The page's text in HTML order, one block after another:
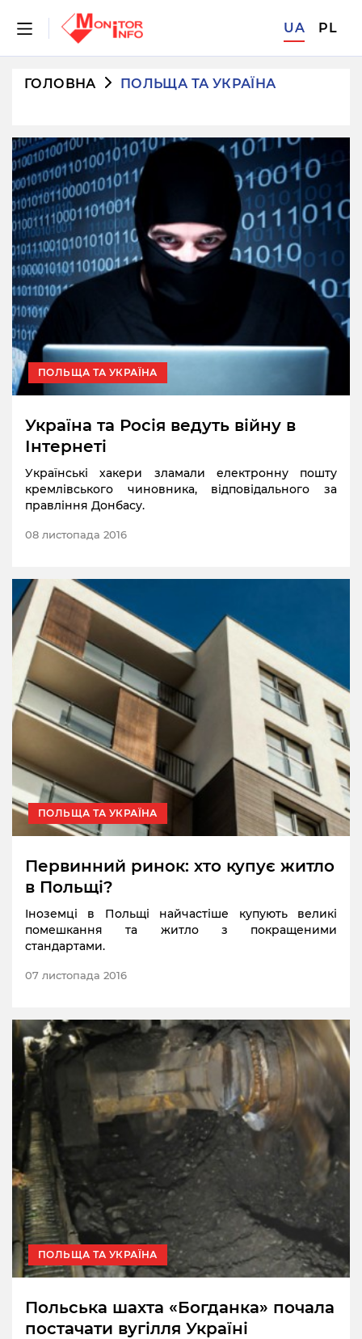
UA PL
ГОЛОВНА ПОЛЬЩА ТА УКРАЇНА
ПОЛЬЩА ТА УКРАЇНА
Україна та Росія ведуть війну в
Інтернеті
Українські хакери зламали електронну пошту
кремлівського чиновника, відповідального за
правління Донбасу.
08 листопада 2016
ПОЛЬЩА ТА УКРАЇНА
Первинний ринок: хто купує житло
в Польщі?
Іноземці в Польщі найчастіше купують великі
помешкання та житло з покращеними
стандартами.
07 листопада 2016
ПОЛЬЩА ТА УКРАЇНА
Польська шахта «Богданка» почала
постачати вугілля Україні